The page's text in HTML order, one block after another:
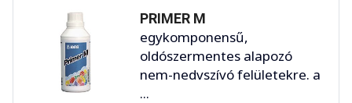
PRIMER M
egykomponensű,
oldószermentes alapozó
nem-nedvszívó felületekre. a
...